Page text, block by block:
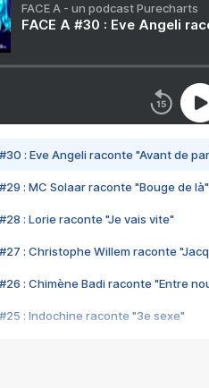
FACE A - un podcast Purecharts
FACE A #30 : Eve Angeli
#30 : Eve Angeli raconte "Avant de
#29 : MC Solaar raconte "Bouge de là"
#28 : Lorie raconte "Je vais vite"
#27 : Christophe Willem raconte
#26 : Chimène Badi raconte "Entre
#25 : Indochine raconte "3e sexe"